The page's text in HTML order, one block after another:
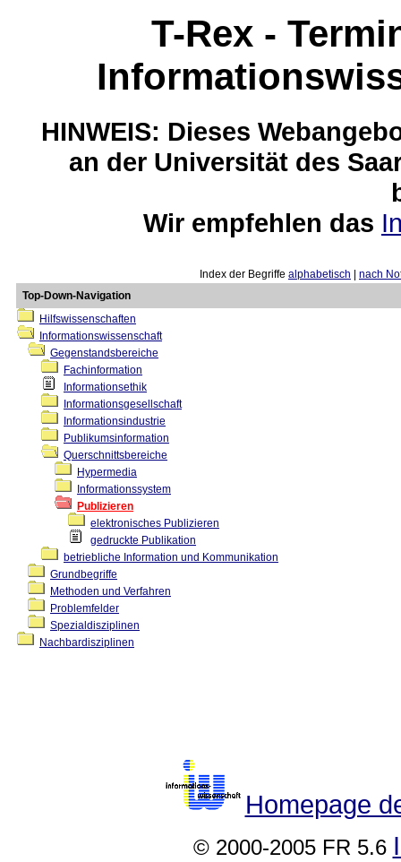
T-Rex -
HINWEIS: Dieses
an der Universität des
Wir empfehlen das
Index der Begriffe alphabetisch
nach
Top-Down-Navigation
Hilfswissenschaften
Informationswissenschaft
Gegenstandsbereiche
Fachinformation
Informationsethik
Informationsgesellschaft
Informationsindustrie
Publikumsinformation
Querschnittsbereiche
Hypermedia
Informationssystem
Publizieren
elektronisches Publizieren
gedruckte Publikation
betriebliche Information und Kommunikation
Grundbegriffe
Methoden und Verfahren
Problemfelder
Spezialdisziplinen
Nachbardisziplinen
Homepage
© 2000-2005 FR 5.6